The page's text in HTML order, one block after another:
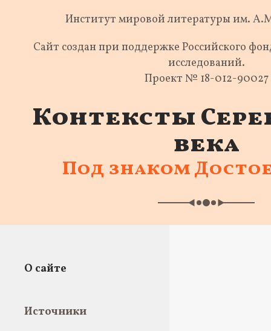
Институт мировой литературы им.
Сайт создан при поддержке Российского
исследований.
Проект № 18-012-90027
Контексты
века
Под знаком
О сайте
Источники